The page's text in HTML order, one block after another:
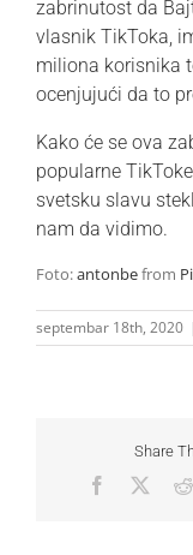
zabrinutost da
vlasnik TikToka,
miliona korisnika
ocenjujući da to
Kako će se ova
popularne
svetsku slavu
nam da vidimo.
Foto:antonbefrom
septembar 18th, 2020
Share
Facebook